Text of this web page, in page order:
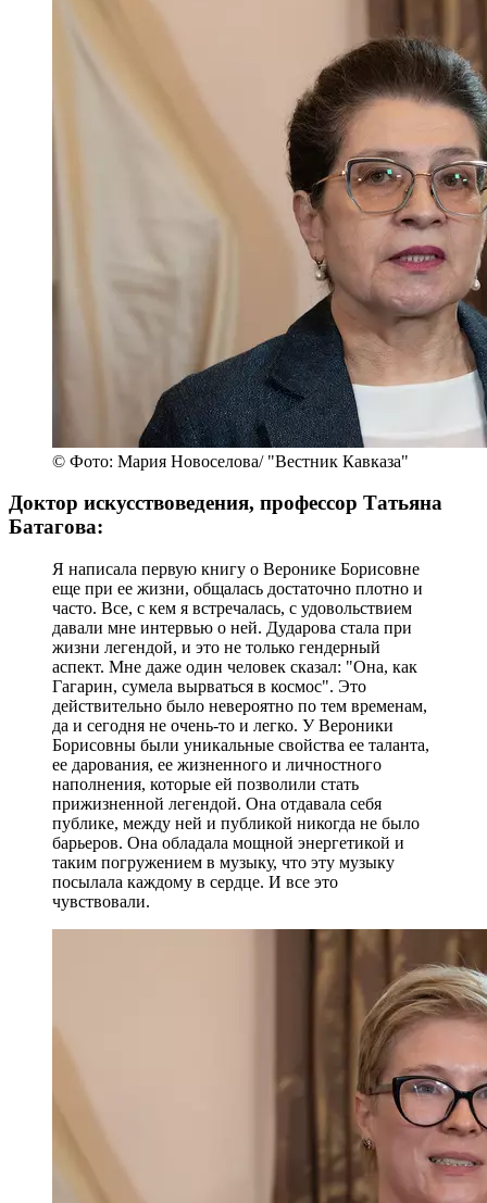
© Фото: Мария Новоселова/ "Вестник Кавказа"
Доктор искусствоведения, профессор Татьяна
Батагова:
Я написала первую книгу о Веронике Борисовне
еще при ее жизни, общалась достаточно плотно и
часто. Все, с кем я встречалась, с удовольствием
давали мне интервью о ней. Дударова стала при
жизни легендой, и это не только гендерный
аспект. Мне даже один человек сказал: "Она, как
Гагарин, сумела вырваться в космос". Это
действительно было невероятно по тем временам,
да и сегодня не очень-то и легко. У Вероники
Борисовны были уникальные свойства ее таланта,
ее дарования, ее жизненного и личностного
наполнения, которые ей позволили стать
прижизненной легендой. Она отдавала себя
публике, между ней и публикой никогда не было
барьеров. Она обладала мощной энергетикой и
таким погружением в музыку, что эту музыку
посылала каждому в сердце. И все это
чувствовали.